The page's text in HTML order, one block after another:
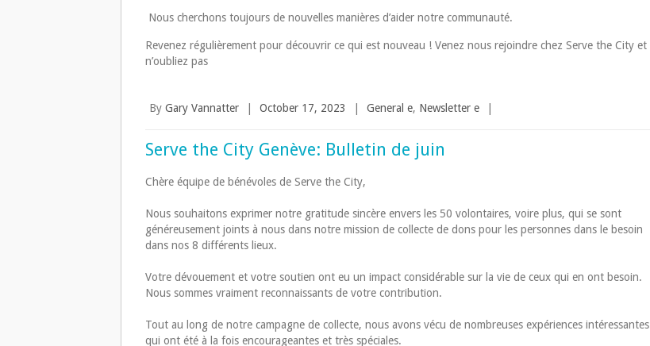
Nous cherchons toujours de nouvelles manières d’aider notre communauté.
Revenez régulièrement pour découvrir ce qui est nouveau ! Venez nous rejoindre chez Serve the City et
n’oubliez pas
By Gary Vannatter October 17, 2023 General e, Newsletter e
Serve the City Genève: Bulletin de juin
Chère équipe de bénévoles de Serve the City,
Nous souhaitons exprimer notre gratitude sincère envers les 50 volontaires, voire plus, qui se sont
généreusement joints à nous dans notre mission de collecte de dons pour les personnes dans le besoin
dans nos 8 différents lieux.
Votre dévouement et votre soutien ont eu un impact considérable sur la vie de ceux qui en ont besoin.
Nous sommes vraiment reconnaissants de votre contribution.
Tout au long de notre campagne de collecte, nous avons vécu de nombreuses expériences intéressantes
qui ont été à la fois encourageantes et très spéciales.